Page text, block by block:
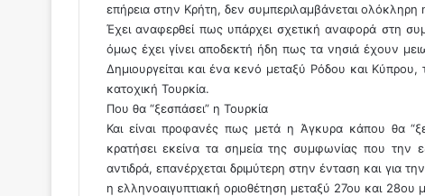
επήρεια στην Κρήτη, δεν συμπεριλαμβάνεται
Έχει αναφερθεί πως υπάρχει σχετική αναφορά στη
όμως έχει γίνει αποδεκτή ήδη πως τα νησιά έχουν
Δημιουργείται και ένα κενό μεταξύ Ρόδου και
κατοχική Τουρκία.
Που θα “ξεσπάσει” η Τουρκία
Και είναι προφανές πως μετά η Άγκυρα κάπου θα
κρατήσει εκείνα τα σημεία της συμφωνίας που την
αντιδρά, επανέρχεται δριμύτερη στην ένταση και για
η ελληνοαιγυπτιακή οριοθέτηση μεταξύ 27ου και 28ου